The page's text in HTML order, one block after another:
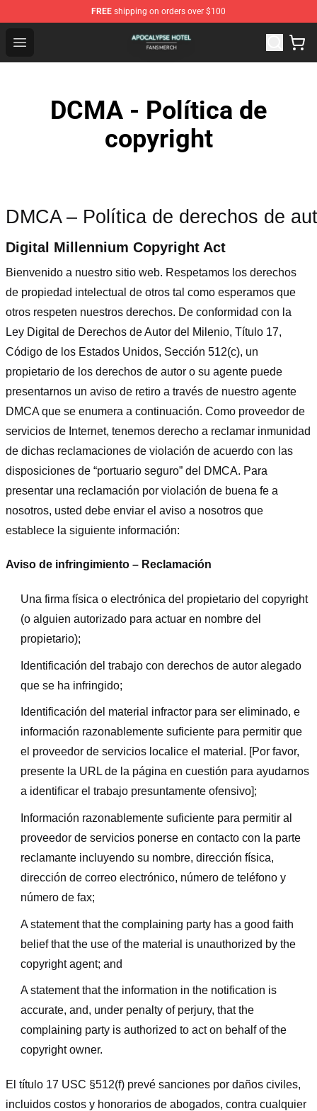
FREE shipping on orders over $100
Open menu
Apocalypse Hotel Shop - Official Apocalypse Hotel
DCMA - Política de
copyright
DMCA – Política de derechos de
Digital Millennium Copyright Act
Bienvenido a nuestro sitio web. Respetamos los derechos
de propiedad intelectual de otros tal como esperamos que
otros respeten nuestros derechos. De conformidad con la
Ley Digital de Derechos de Autor del Milenio, Título 17,
Código de los Estados Unidos, Sección 512(c), un
propietario de los derechos de autor o su agente puede
presentarnos un aviso de retiro a través de nuestro agente
DMCA que se enumera a continuación. Como proveedor de
servicios de Internet, tenemos derecho a reclamar inmunidad
de dichas reclamaciones de violación de acuerdo con las
disposiciones de “portuario seguro” del DMCA. Para
presentar una reclamación por violación de buena fe a
nosotros, usted debe enviar el aviso a nosotros que
establece la siguiente información:
Aviso de infringimiento – Reclamación
Una firma física o electrónica del propietario del copyright
(o alguien autorizado para actuar en nombre del
propietario);
Identificación del trabajo con derechos de autor alegado
que se ha infringido;
Identificación del material infractor para ser eliminado, e
información razonablemente suficiente para permitir que
el proveedor de servicios localice el material. [Por favor,
presente la URL de la página en cuestión para ayudarnos
a identificar el trabajo presuntamente ofensivo];
Información razonablemente suficiente para permitir al
proveedor de servicios ponerse en contacto con la parte
reclamante incluyendo su nombre, dirección física,
dirección de correo electrónico, número de teléfono y
número de fax;
A statement that the complaining party has a good faith
belief that the use of the material is unauthorized by the
copyright agent; and
A statement that the information in the notification is
accurate, and, under penalty of perjury, that the
complaining party is authorized to act on behalf of the
copyright owner.
El título 17 USC §512(f) prevé sanciones por daños civiles,
incluidos costos y honorarios de abogados, contra cualquier